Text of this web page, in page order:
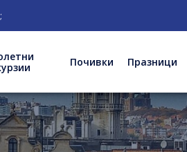
Почивки Празници